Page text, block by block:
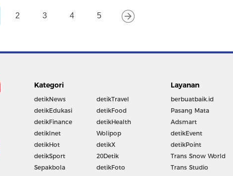
2 3 4 5
Kategori
detikNews
detikEdukasi
detikFinance
detikInet
detikHot
detikSport
Sepakbola
detikTravel
detikFood
detikHealth
Wolipop
detikX
20Detik
detikFoto
Layanan
berbuatbaik.id
Pasang Mata
Adsmart
detikEvent
detikPoint
Trans Snow World
Trans Studio